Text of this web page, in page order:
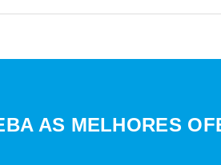
AS MELHORES